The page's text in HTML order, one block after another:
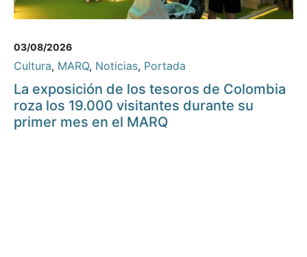
03/08/2026
Cultura, MARQ, Noticias, Portada
La exposición de los tesoros de Colombia
roza los 19.000 visitantes durante su
primer mes en el MARQ